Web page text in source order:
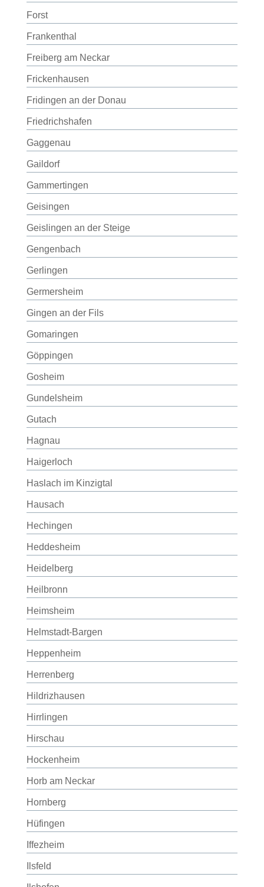
Forst
Frankenthal
Freiberg am Neckar
Frickenhausen
Fridingen an der Donau
Friedrichshafen
Gaggenau
Gaildorf
Gammertingen
Geisingen
Geislingen an der Steige
Gengenbach
Gerlingen
Germersheim
Gingen an der Fils
Gomaringen
Göppingen
Gosheim
Gundelsheim
Gutach
Hagnau
Haigerloch
Haslach im Kinzigtal
Hausach
Hechingen
Heddesheim
Heidelberg
Heilbronn
Heimsheim
Helmstadt-Bargen
Heppenheim
Herrenberg
Hildrizhausen
Hirrlingen
Hirschau
Hockenheim
Horb am Neckar
Hornberg
Hüfingen
Iffezheim
Ilsfeld